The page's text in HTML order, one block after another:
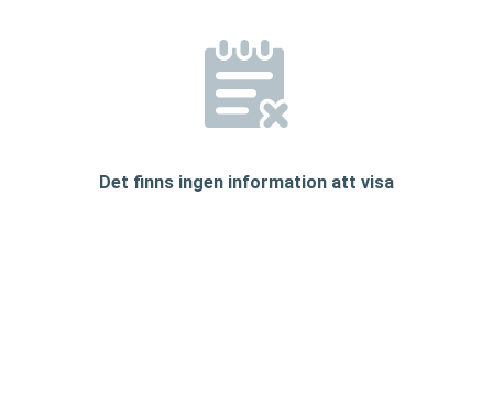
Det finns ingen information att visa